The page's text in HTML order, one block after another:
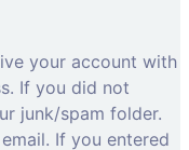
your account with
If you did not
junk/spam folder.
If you entered